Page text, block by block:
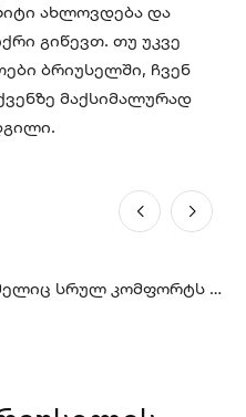
ახლოვდება და
გიწევთ. თუ უკვე
ბრიუსელში, ჩვენ
მაქსიმალურად
თუ ეძებთ სასტუმროს, რომელიც სრულ კომფორტს შემოგთავაზებთ, აუცილებლად გაითვალისწინეთ ეს ვარიანტი. ის ბრიუსელის შუაგულში, იდეალურ ადგილას მდებარეობს, რაც საშუალებას მოგცემთ უპრობლემოდ გადაადგილდეთ ტრანსპორტით, თუმცა ბრიუსელის მრავალი ღირსშესანიშნაობა სულ რამდენიმე წუთის სავალზეა. გარდა ამისა, სასტუმროს ნომრები სრულად აღჭურვილია ყველა იმ ინვენტარით, რაც შეიძლება მოგზაურობისას დაგჭირდეთ.